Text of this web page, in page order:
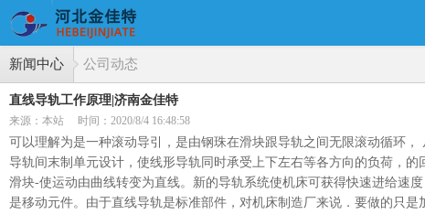
新闻中心 公司动态
直线导轨工作原理|济南金佳特
来源：本站 时间：2020/8/4 16:48:58
可以理解为是一种滚动导引，是由钢珠在滑块跟导轨之间无限滚动循环
导轨间末制单元设计，使线形导轨同时承受上下左右等各方向的负荷，
滑块-使运动由曲线转变为直线。新的导轨系统使机床可获得快速进给速
是移动元件。由于直线导轨是标准部件，对机床制造厂来说．要做的只